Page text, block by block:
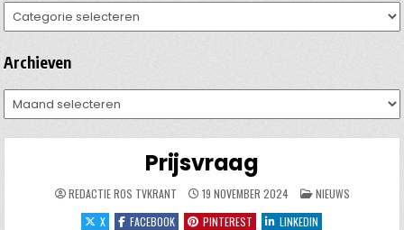
Categorieën
Archieven
Archieven
Prijsvraag
REDACTIE ROS TVKRANT 19 NOVEMBER 2024 GEPLAATST
IN
NIEUWS
X
FACEBOOK PINTEREST LINKEDIN